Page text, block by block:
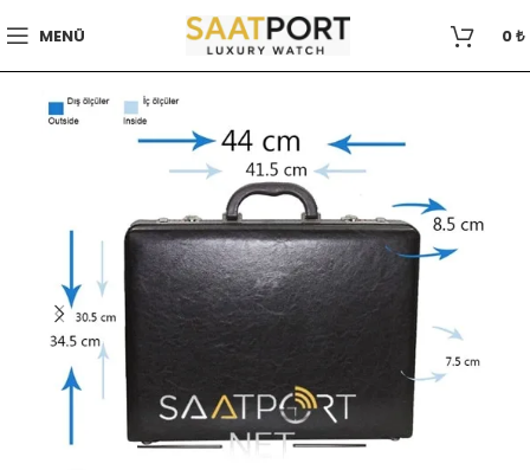
MENÜ 0₺